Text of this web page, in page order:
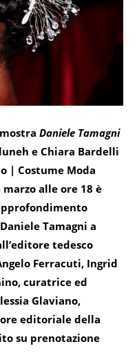
Daniele Tamagni
e Chiara Bardelli
| Costume Moda
alle ore 18 è
Tamagni a
tedesco
Ferracuti, Ingrid
curatrice ed
Glaviano,
editoriale della
su prenotazione